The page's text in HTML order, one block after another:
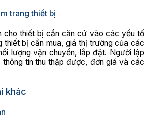
trang thiết bị
cho thiết bị cần căn cứ vào các yếu tố
thiết bị cần mua, giá thị trường của các
lượng vận chuyển, lắp đặt. Người lập
tin thu thập được, đơn giá và các
khác